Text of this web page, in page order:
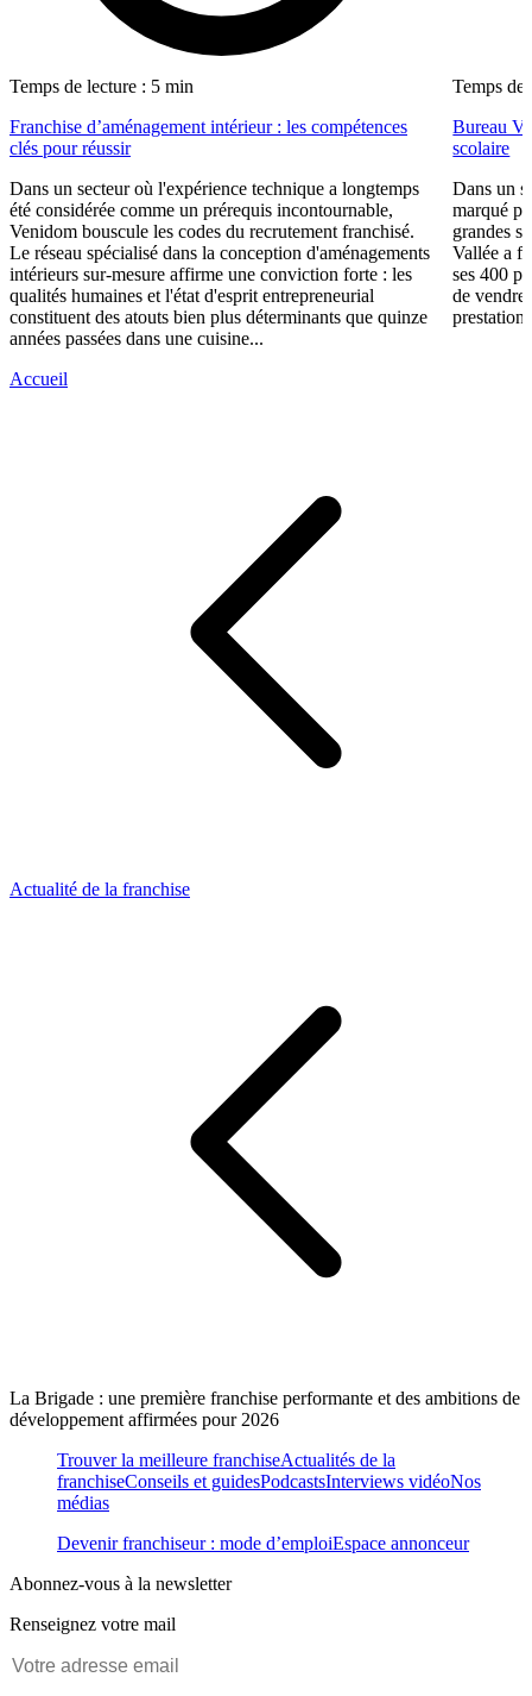
Temps de lecture : 5 min
Franchise d’aménagement intérieur : les compétences
clés pour réussir
Dans un secteur où l'expérience technique a longtemps
été considérée comme un prérequis incontournable,
Venidom bouscule les codes du recrutement franchisé.
Le réseau spécialisé dans la conception d'aménagements
intérieurs sur-mesure affirme une conviction forte : les
qualités humaines et l'état d'esprit entrepreneurial
constituent des atouts bien plus déterminants que quinze
années passées dans une cuisine...
Temps de
Bureau
scolaire
Dans un
marqué
grandes
Vallée a
ses 400
de vendre
Accueil
Actualité de la franchise
La Brigade : une première franchise performante et des ambitions de
développement affirmées pour 2026
Trouver la meilleure franchiseActualités de la
franchiseConseils et guidesPodcastsInterviews vidéoNos
médias
Devenir franchiseur : mode d’emploiEspace annonceur
Abonnez-vous à la newsletter
Renseignez votre mail